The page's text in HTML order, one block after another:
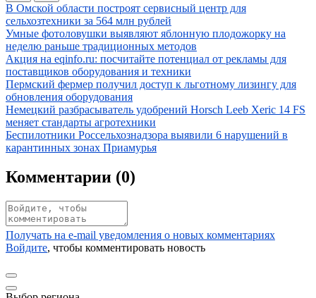
Иллюстрация новости
В Омской области построят сервисный центр для
сельхозтехники за 564 млн рублей
Иллюстрация новости
Умные фотоловушки выявляют яблонную плодожорку на
неделю раньше традиционных методов
Иллюстрация новости
Акция на eqinfo.ru: посчитайте потенциал от рекламы для
поставщиков оборудования и техники
Иллюстрация новости
Пермский фермер получил доступ к льготному лизингу для
обновления оборудования
Иллюстрация новости
Немецкий разбрасыватель удобрений Horsch Leeb Xeric 14 FS
меняет стандарты агротехники
Иллюстрация новости
Беспилотники Россельхознадзора выявили 6 нарушений в
карантинных зонах Приамурья
Комментарии (0)
Получать на e‑mail уведомления о новых комментариях
Войдите, чтобы комментировать новость